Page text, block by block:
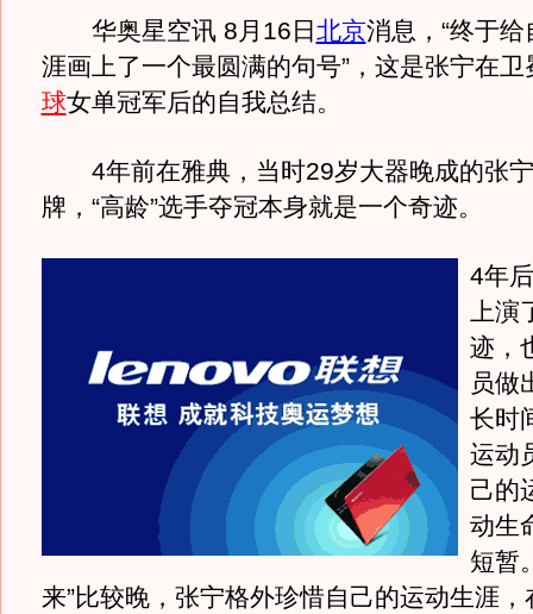
华奥星空讯 8月16日 北京消息，“终于
涯画上了一个最圆满的句号”，这是张宁在卫
球女单冠军后的自我总结。
4年前在雅典，当时29岁大器晚成的张
牌，“高龄”选手夺冠本身就是一个奇迹。
4年
上演
迹，
员做
长时
运动
己的
动生
短暂
来”比较晚，张宁格外珍惜自己的运动生涯